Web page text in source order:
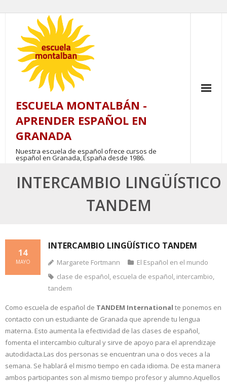
content
ESCUELA MONTALBÁN -
APRENDER ESPAÑOL EN
GRANADA
Nuestra escuela de español ofrece cursos de
español en Granada, España desde 1986.
INTERCAMBIO LINGÜÍSTICO
TANDEM
INTERCAMBIO LINGÜÍSTICO TANDEM
14
MAYO Margarete Fortmann
El Español en el mundo
clase de español, escuela de español, intercambio,
tandem
Como escuela de español de TANDEM International te ponemos en
contacto con un estudiante de Granada que aprende tu lengua
materna. Esto aumenta la efectividad de las clases de español,
fomenta el intercambio cultural y sirve de apoyo para el aprendizaje
autodidacta.Las dos personas se encuentran una o dos veces a la
semana. Se hablará el mismo tiempo en cada idioma. De esta manera
ambos participantes son al mismo tiempo profesor y alumno.Aquellos